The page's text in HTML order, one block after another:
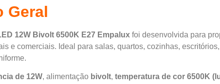
Geral
12W Bivolt 6500K E27 Empalux foi desenvolvida para
e comerciais. Ideal para salas, quartos, cozinhas,
de 12W, alimentação bivolt, temperatura de cor 6500K